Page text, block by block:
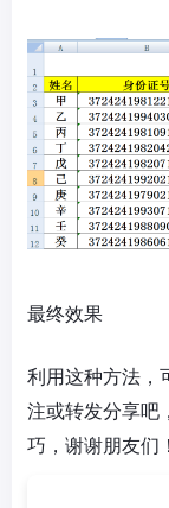
最终效果
利用这种方法，
注或转发分享吧
巧，谢谢朋友们！